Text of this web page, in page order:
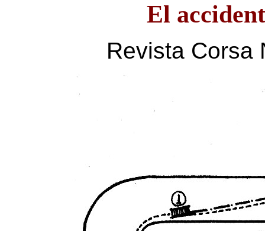
El
Revista Corsa